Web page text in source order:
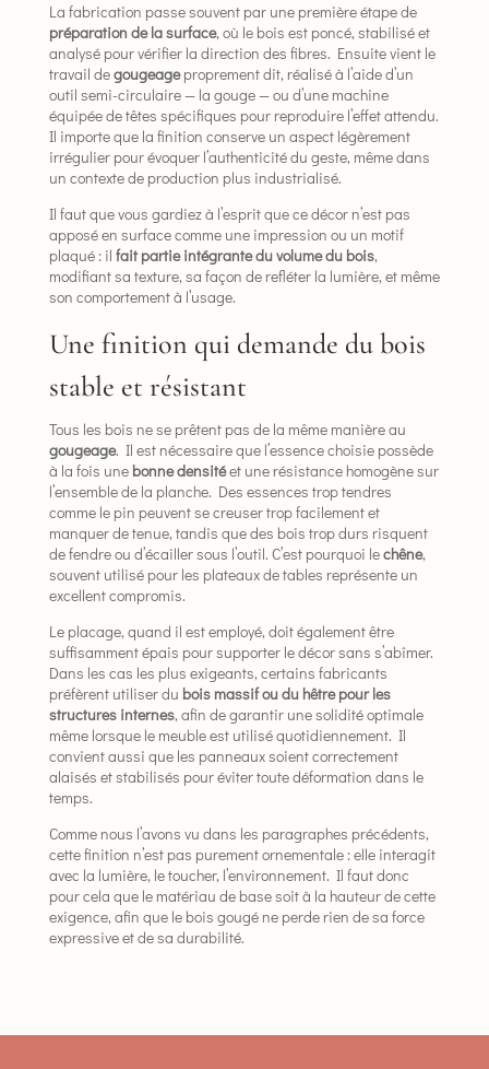
La fabrication passe souvent par une première étape de
préparation de la surface, où le bois est poncé, stabilisé et
analysé pour vérifier la direction des fibres. Ensuite vient le
travail degougeageproprement dit, réalisé à l’aide d’un
outil semi-circulaire — la gouge — ou d’une machine
équipée de têtes spécifiques pour reproduire l’effet attendu.
Il importe que la finition conserve un aspect légèrement
irrégulier pour évoquer l’authenticité du geste, même dans
un contexte de production plus industrialisé.
Il faut que vous gardiez à l’esprit que ce décor n’est pas
apposé en surface comme une impression ou un motif
plaqué : il fait partie intégrante du volume du bois,
modifiant sa texture, sa façon de refléter la lumière, et même
son comportement à l’usage.
Une finition qui demande du bois
stable et résistant
Tous les bois ne se prêtent pas de la même manière au
gougeage. Il est nécessaire que l’essence choisie possède
à la fois une bonne densitéet une résistance homogène sur
l’ensemble de la planche. Des essences trop tendres
comme le pin peuvent se creuser trop facilement et
manquer de tenue, tandis que des bois trop durs risquent
de fendre ou d’écailler sous l’outil. C’est pourquoi lechêne,
souvent utilisé pour les plateaux de tables représente un
excellent compromis.
Le placage, quand il est employé, doit également être
suffisamment épais pour supporter le décor sans s’abîmer.
Dans les cas les plus exigeants, certains fabricants
préfèrent utiliser du bois massif ou du hêtre pour les
structures internes, afin de garantir une solidité optimale
même lorsque le meuble est utilisé quotidiennement. Il
convient aussi que les panneaux soient correctement
alaisés et stabilisés pour éviter toute déformation dans le
temps.
Comme nous l’avons vu dans les paragraphes précédents,
cette finition n’est pas purement ornementale : elle interagit
avec la lumière, le toucher, l’environnement. Il faut donc
pour cela que le matériau de base soit à la hauteur de cette
exigence, afin que le bois gougé ne perde rien de sa force
expressive et de sa durabilité.